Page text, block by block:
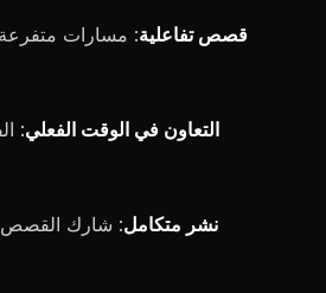
قصص تفاعلية: مسارات
التعاون في الوقت الفعلي:
نشر متكامل: شارك القصص